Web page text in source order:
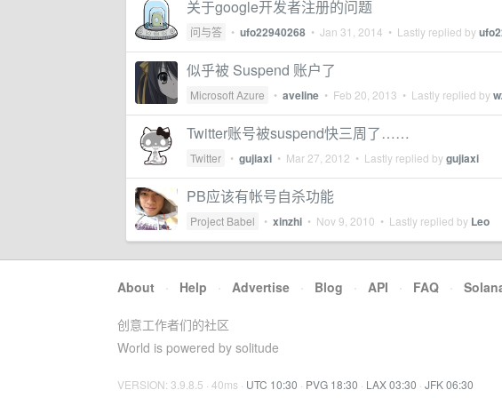
关于google开发者注册的问题
问与答 • ufo22940268 • Jan 31, 2014 • Lastly replied by
似乎被 Suspend 账户了
Microsoft Azure • aveline • Feb 20, 2013 • Lastly replied by
Twitter账号被suspend快三周了……
Twitter • gujiaxi • Mar 27, 2012 • Lastly replied bygujiaxi
PB应该有帐号自杀功能
Project Babel • xinzhi • Nov 9, 2010 • Lastly replied by Leo
About · Help · Advertise · Blog · API · FAQ ·
创意工作者们的社区
World is powered by solitude
VERSION: 3.9.8.5 · 40ms · UTC 10:30 · PVG 18:30 · LAX 03:30 · JFK 06:30